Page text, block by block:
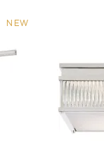
NEW